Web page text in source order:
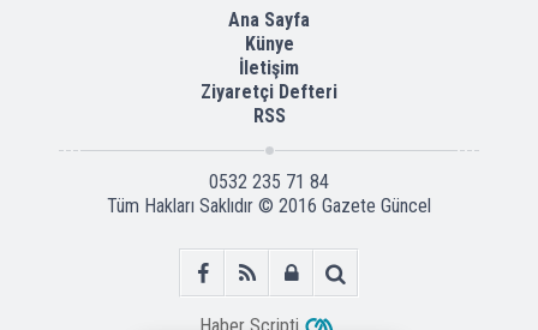
Ana Sayfa
Künye
İletişim
Ziyaretçi Defteri
RSS
0532 235 71 84
Tüm Hakları Saklıdır © 2016 Gazete Güncel
Haber Scripti